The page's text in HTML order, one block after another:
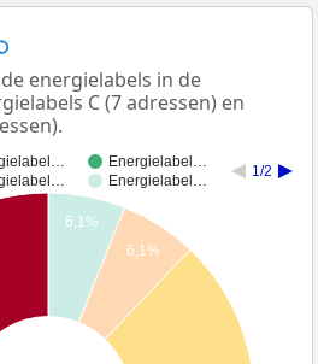
energielabels in de
C (7 adressen) en
Energielabel…
Energielabel…
1/2
6,1%
6,1%